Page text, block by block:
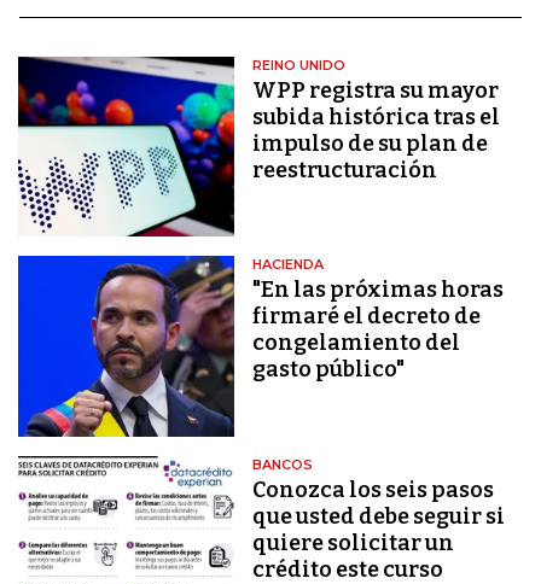
REINO UNIDO
WPP registra su mayor
subida histórica tras el
impulso de su plan de
reestructuración
HACIENDA
"En las próximas horas
firmaré el decreto de
congelamiento del
gasto público"
BANCOS
Conozca los seis pasos
que usted debe seguir si
quiere solicitar un
crédito este curso